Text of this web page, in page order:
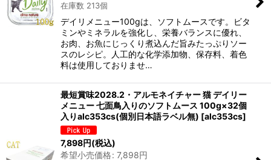
在庫数 213個
デイリメニュー100gは、ソフトムースです。ビタ
ミンやミネラルを強化し、栄養バランスに優れ、
お肉、お魚にじっくり煮込んだ旨みたっぷりソー
スのレシピ。人工的な化学添加物、保存料、着色
料は使用しておりませ…
最短賞味2028.2・アルモネイチャー 猫 デイリー
メニュー 七面鳥入りのソフトムース 100g×32個
入りalc353cs(個別日本語ラベル無) [alc353cs]
7,898円(税込)
希望小売価格: 7,898円